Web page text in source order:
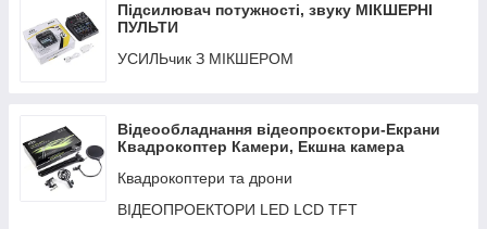
Підсилювач потужності, звуку МІКШЕРНІ
ПУЛЬТИ
УСИЛЬчик З МІКШЕРОМ
Відеообладнання відеопроєктори-Екрани
Квадрокоптер Камери, Екшна камера
Квадрокоптери та дрони
ВІДЕОПРОЕКТОРИ LED LCD TFT